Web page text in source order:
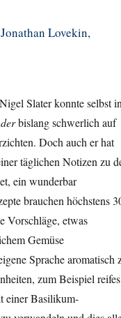
Lovekin,
Slater konnte selbst in
bislang schwerlich auf
Doch auch er hat
täglichen Notizen zu
ein wunderbar
brauchen höchstens
Vorschläge, etwas
Gemüse
Sprache aromatisch
zum Beispiel reifes
einer Basilikum-